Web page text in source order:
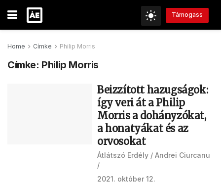
Támogass
Home Címke Philip Morris
Címke: Philip Morris
Beizzított hazugságok:
így veri át a Philip
Morris a dohányzókat,
a honatyákat és az
orvosokat
Átlátszó Erdély Andrei Ciurcanu
2021. október 12.